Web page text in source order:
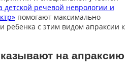
детской речевой неврологии и
помогают максимально
ребенка с этим видом апраксии к
на апраксию